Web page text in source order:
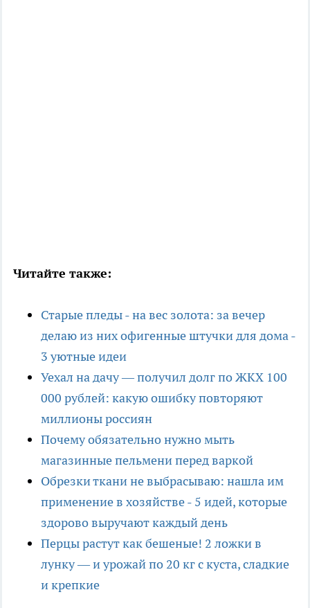
Читайте также:
Старые пледы - на вес золота: за вечер
делаю из них офигенные штучки для дома -
3 уютные идеи
Уехал на дачу — получил долг по ЖКХ 100
000 рублей: какую ошибку повторяют
миллионы россиян
Почему обязательно нужно мыть
магазинные пельмени перед варкой
Обрезки ткани не выбрасываю: нашла им
применение в хозяйстве - 5 идей, которые
здорово выручают каждый день
Перцы растут как бешеные! 2 ложки в
лунку — и урожай по 20 кг с куста, сладкие
и крепкие